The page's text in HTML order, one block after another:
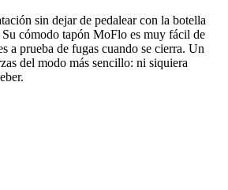
sin dejar de pedalear con la botella
cómodo tapón MoFlo es muy fácil de
a prueba de fugas cuando se cierra. Un
del modo más sencillo: ni siquiera